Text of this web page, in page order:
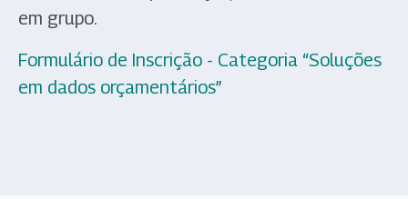
em grupo.
Formulário de Inscrição - Categoria “Soluções
em dados orçamentários”